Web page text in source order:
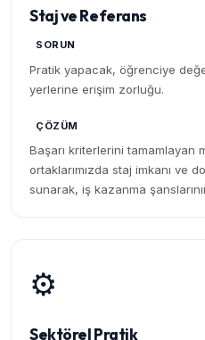
Staj ve Referans
SORUN
Pratik yapacak, öğrenciye
yerlerine erişim zorluğu.
ÇÖZÜM
Başarı kriterlerini tamamlayan
ortaklarımızda staj imkanı ve
sunarak, iş kazanma
⚙️
Sektörel Pratik